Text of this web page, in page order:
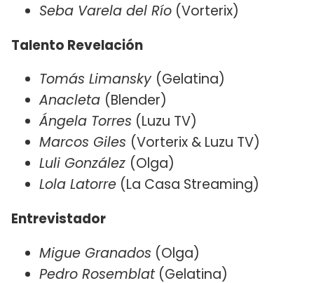
Seba Varela del Río (Vorterix)
Talento Revelación
Tomás Limansky (Gelatina)
Anacleta (Blender)
Ángela Torres (Luzu TV)
Marcos Giles (Vorterix & Luzu TV)
Luli González (Olga)
Lola Latorre (La Casa Streaming)
Entrevistador
Migue Granados (Olga)
Pedro Rosemblat(Gelatina)